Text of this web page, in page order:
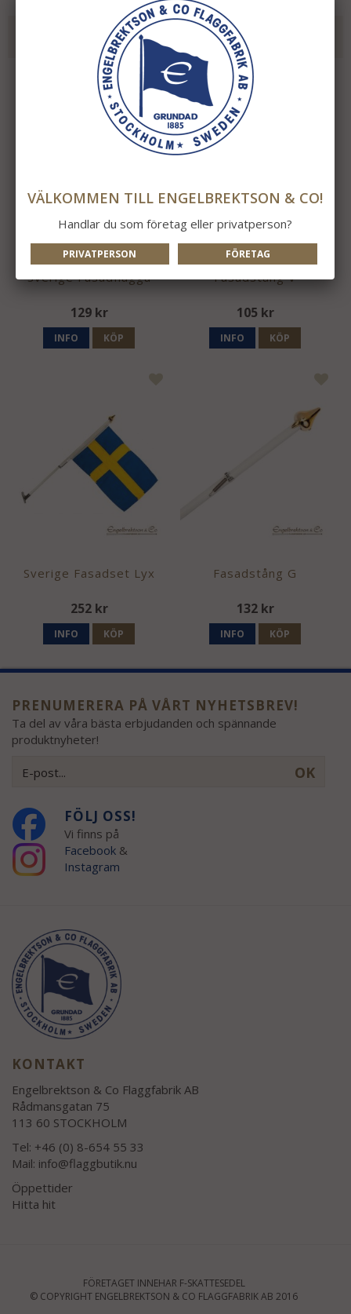
REKOMMENDERADE TILLBEHÖR TILL DENNA
Sverige Fasadflagga
129 kr
INFO KÖP
Fasadstång V
105 kr
INFO KÖP
Sverige Fasadset Lyx
252 kr
INFO KÖP
Fasadstång G
132 kr
INFO KÖP
PRENUMERERA PÅ VÅRT NYHETSBREV!
Ta del av våra bästa erbjudanden och spännande
produktnyheter!
OK
FÖLJ OSS!
Vi finns på
Facebook&
Instagram
KONTAKT
Engelbrektson & Co Flaggfabrik AB
Rådmansgatan 75
113 60 STOCKHOLM
Tel: +46 (0) 8-654 55 33
Mail: info@flaggbutik.nu
Öppettider
Hitta hit
FÖRETAGET INNEHAR F-SKATTESEDEL
© COPYRIGHT ENGELBREKTSON & CO FLAGGFABRIK AB 2016
VÄLKOMMEN TILL ENGELBREKTSON & CO!
Handlar du som företag eller privatperson?
PRIVATPERSON FÖRETAG